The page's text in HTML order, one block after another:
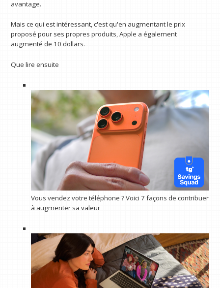
avantage.
Mais ce qui est intéressant, c'est qu'en augmentant le prix
proposé pour ses propres produits, Apple a également
augmenté de 10 dollars.
Que lire ensuite
Vous vendez votre téléphone ? Voici 7 façons de contribuer
à augmenter sa valeur